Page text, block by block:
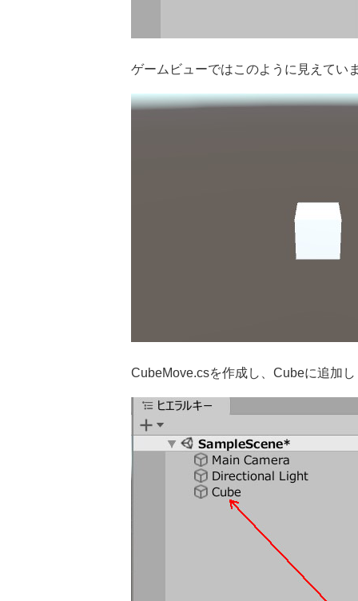
ゲームビューではこのように見えてい
CubeMove.csを作成し、Cubeに追加